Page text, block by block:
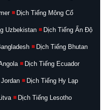
Dịch Tiếng Mông Cổ
Uzbekistan Dịch Tiếng Ấn Độ
Dịch Tiếng Bhutan
Dịch Tiếng Ecuador
Dịch Tiếng Hy Lạp
Dịch Tiếng Lesotho